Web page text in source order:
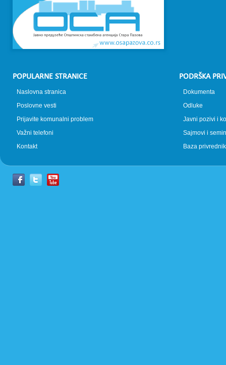
POPULARNE STRANICE
Naslovna stranica
Poslovne vesti
Prijavite komunalni problem
Važni telefoni
Kontakt
PODRŠKA
Dokumenta
Odluke
Javni pozivi i
Sajmovi i
Baza